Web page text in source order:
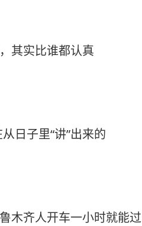
其实比谁都认真
日子里“讲”出来的
木齐人开车一小时就能过